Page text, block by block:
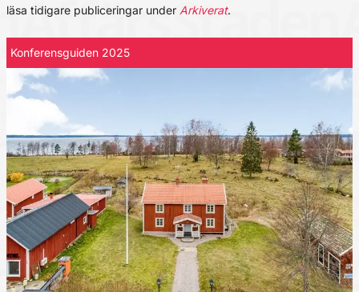
läsa tidigare publiceringar under Arkiverat.
Konferensguiden 2025